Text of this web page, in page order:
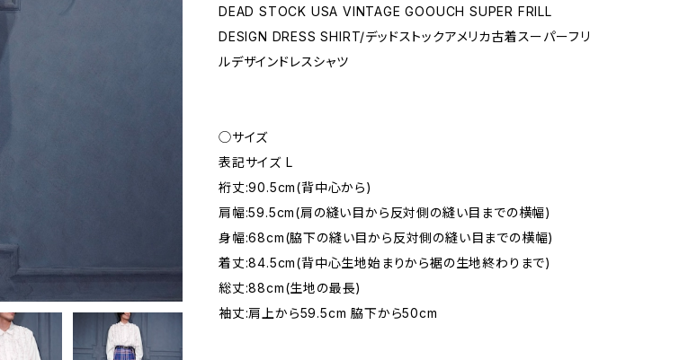
DEAD STOCK USA VINTAGE GOOUCH SUPER FRILL
DESIGN DRESS SHIRT/デッドストックアメリカ古着スーパーフリ
ルデザインドレスシャツ
◯サイズ
表記サイズ L
裄丈:90.5cm(背中心から)
肩幅:59.5cm(肩の縫い目から反対側の縫い目までの横幅)
身幅:68cm(脇下の縫い目から反対側の縫い目までの横幅)
着丈:84.5cm(背中心生地始まりから裾の生地終わりまで)
総丈:88cm(生地の最長)
袖丈:肩上から59.5cm 脇下から50cm